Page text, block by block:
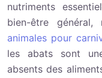
nutriments
bien-être
animales pour
les abats sont
absents des